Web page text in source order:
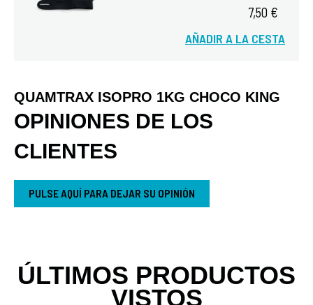
7,50 €
AÑADIR A LA CESTA
QUAMTRAX ISOPRO 1KG CHOCO KING
OPINIONES DE LOS
CLIENTES
PULSE AQUÍ PARA DEJAR SU OPINIÓN
ÚLTIMOS PRODUCTOS
VISTOS